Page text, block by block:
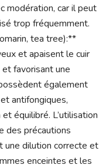
modération, car il peut
trop fréquemment.
tea tree):**
et apaisent le cuir
et favorisant une
également
antifongiques,
équilibré. L’utilisation
des précautions
une dilution correcte et
enceintes et les